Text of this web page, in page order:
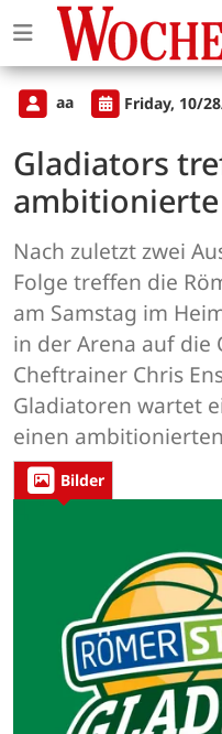
aa Friday, 10/
Gladiators
ambitionierte
Nach zuletzt zwei
Folge treffen die
am Samstag im
in der Arena auf die
Cheftrainer Chris
Gladiatoren wartet
einen
Bilder